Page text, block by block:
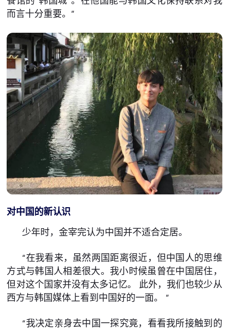
而言十分重要。”
对中国的新认识
少年时，金宰完认为中国并不适合定居。
“在我看来，虽然两国距离很近，但中国人的思维
方式与韩国人相差很大。我小时候虽曾在中国居住，
但对这个国家并没有太多记忆。 此外，我们也较少从
西方与韩国媒体上看到中国好的一面。 ”
“我决定亲身去中国一探究竟，看看我所接触到的